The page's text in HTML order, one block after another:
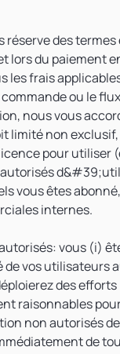
réserve des
lors du paiement
les frais
ou le flux
nous vous
limité non
pour utiliser
vous êtes
internes.
vous (i)
de vos utilisateurs
des efforts
raisonnables
non autorisés
de